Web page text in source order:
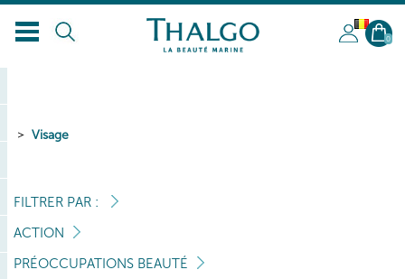
BL
0
Visage
FILTRER PAR :
ACTION
PRÉOCCUPATIONS BEAUTÉ